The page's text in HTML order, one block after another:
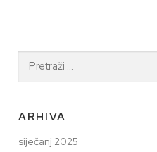
Pretraži:
ARHIVA
siječanj 2025